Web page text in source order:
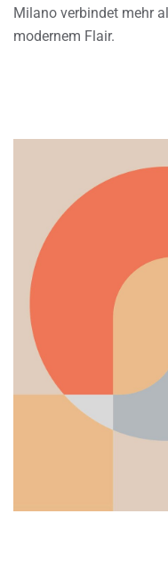
Milano verbindet mehr
modernem Flair.